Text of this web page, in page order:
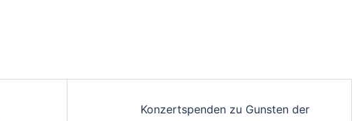
Konzertspenden zu Gunsten der